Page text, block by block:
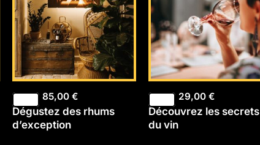
85,00 €
Dégustez des rhums
d’exception
29,00 €
Découvrez les secrets
du vin